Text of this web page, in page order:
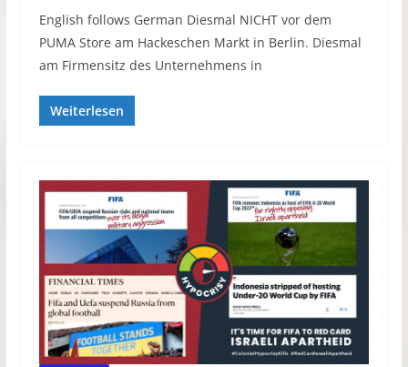
English follows German Diesmal NICHT vor dem
PUMA Store am Hackeschen Markt in Berlin. Diesmal
am Firmensitz des Unternehmens in
Weiterlesen